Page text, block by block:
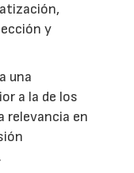
y
una
a la de los
relevancia en